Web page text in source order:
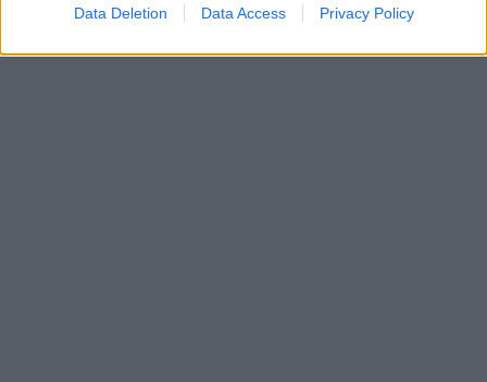
Data Deletion Data Access Privacy Policy